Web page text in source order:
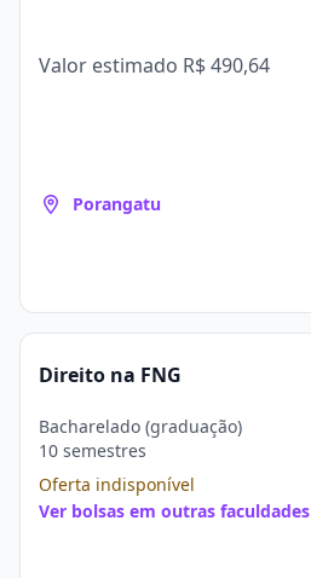
Valor estimado R$ 490,64
Porangatu
Direito na FNG
Bacharelado (graduação)
10 semestres
Oferta indisponível
Ver bolsas em outras faculdades